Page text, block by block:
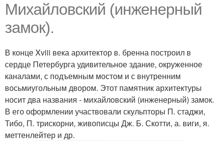
Михайловский (инженерный
замок).
В конце Xviii века архитектор в. бренна построил в
сердце Петербурга удивительное здание, окруженное
каналами, с подъемным мостом и с внутренним
восьмиугольным двором. Этот памятник архитектуры
носит два названия - михайловский (инженерный) замок.
В его оформлении участвовали скульпторы П. стаджи,
Тибо, П. трискорни, живописцы Дж. Б. Скотти, а. виги, я.
меттенлейтер и др.